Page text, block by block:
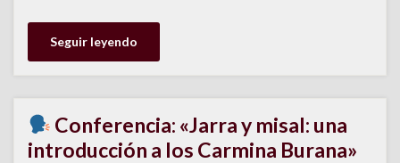
Seguir leyendo
Conferencia: «Jarra y misal: una
introducción a los Carmina Burana»